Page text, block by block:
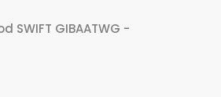
SWIFT GIBAATWG -